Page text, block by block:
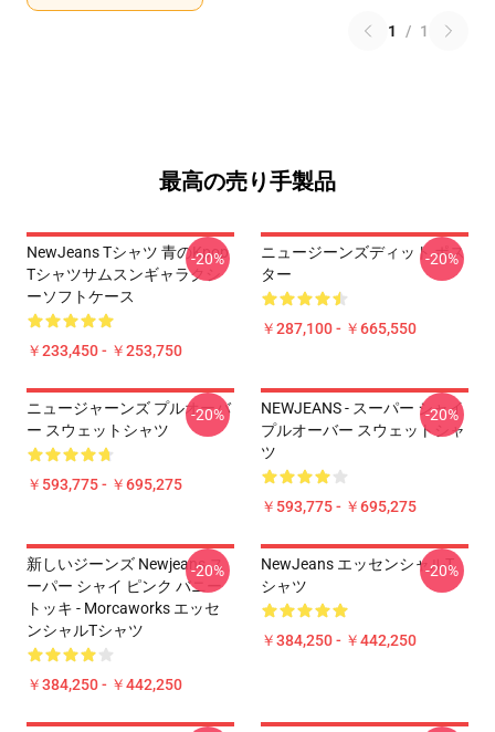
1 / 1
最高の売り手製品
NewJeans Tシャツ 青のkpop
Tシャツサムスンギャラクシ
ーソフトケース
￥233,450 - ￥253,750
-20%
ニュージーンズディット ポス
ター
￥287,100 - ￥665,550
-20%
ニュージャーンズ プルオーバ
ー スウェットシャツ
￥593,775 - ￥695,275
-20%
NEWJEANS - スーパー シャイ
プルオーバー スウェットシャ
ツ
￥593,775 - ￥695,275
-20%
新しいジーンズ Newjeans ス
ーパー シャイ ピンク バニー
トッキ - Morcaworks エッセ
ンシャルTシャツ
￥384,250 - ￥442,250
-20%
NewJeans エッセンシャルT
シャツ
￥384,250 - ￥442,250
-20%